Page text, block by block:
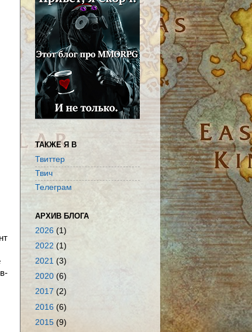
ТАКЖЕ Я В
Твиттер
Твич
Телеграм
АРХИВ БЛОГА
2026 (1)
2022 (1)
2021 (3)
2020 (6)
2017 (2)
2016 (6)
2015 (9)